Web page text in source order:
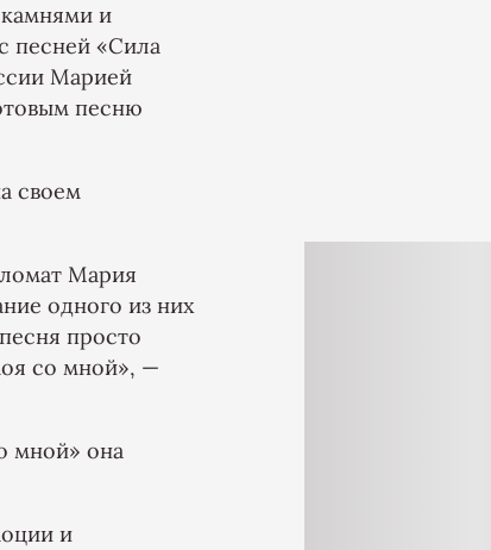
и
песней «Сила
Марией
песню
своем
Мария
одного из них
просто
со мной», —
мной» она
и